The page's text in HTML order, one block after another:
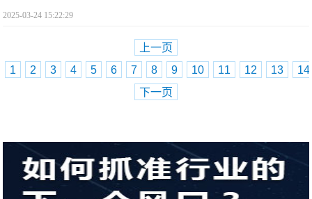
2025-03-24 15:22:29
上一页
1
2 3 4 5 6 7 8 9 10 11 12 13
14
下一页